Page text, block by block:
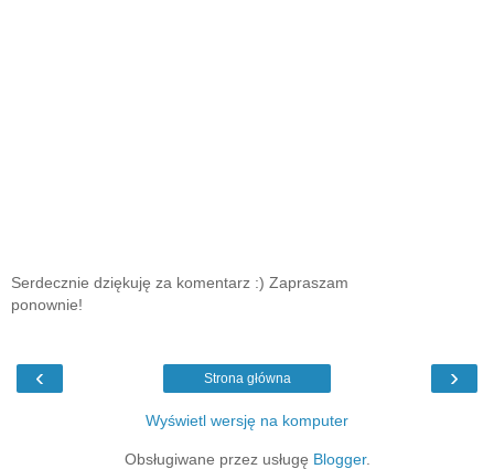
Serdecznie dziękuję za komentarz :) Zapraszam
ponownie!
‹ ›
Strona główna
Wyświetl wersję na komputer
Obsługiwane przez usługę Blogger.